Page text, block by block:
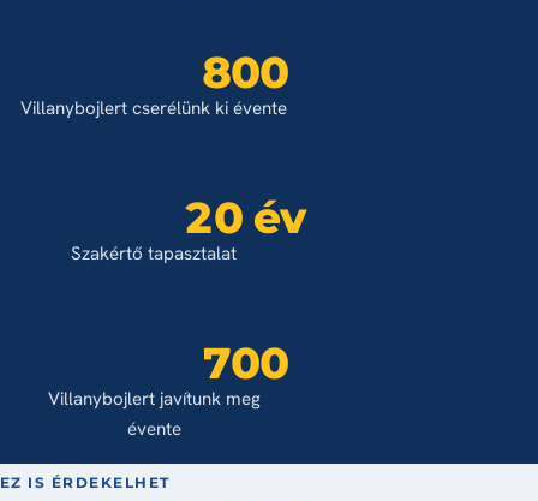
800
Villanybojlert cserélünk ki évente
20 év
Szakértő tapasztalat
700
Villanybojlert javítunk meg
évente
EZ IS ÉRDEKELHET